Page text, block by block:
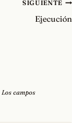
SIGUIENTE
Ejecución
Los campos